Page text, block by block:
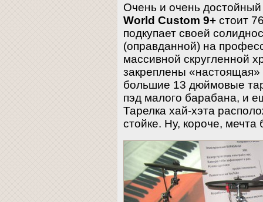
Очень и очень
World Custom 9+ стоит
подкупает своей
(оправданной) на
массивной скругленной
закреплены
большие 13 дюймовые
пэд малого барабана, и
Тарелка хай-хэта
стойке. Ну, короче,